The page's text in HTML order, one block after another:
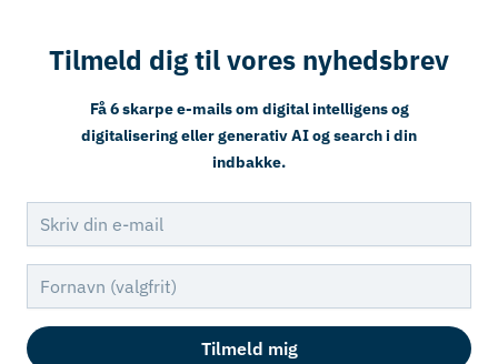
Tilmeld dig til vores nyhedsbrev
Få 6 skarpe e-mails om digital intelligens og
digitalisering eller generativ AI og search i din
indbakke.
E-mailadresse
Fornavn
Tilmeld mig